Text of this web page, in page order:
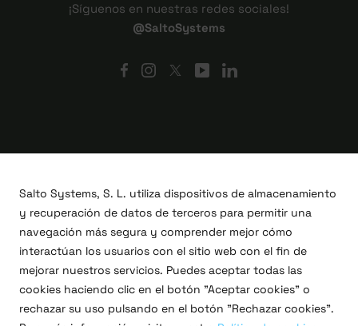
¡Síguenos en nuestras redes sociales!
@SaltoSystems
Proyectos I+D+i
Legal
Salto Systems, S. L. utiliza dispositivos de almacenamiento
y recuperación de datos de terceros para permitir una
navegación más segura y comprender mejor cómo
interactúan los usuarios con el sitio web con el fin de
mejorar nuestros servicios. Puedes aceptar todas las
cookies haciendo clic en el botón "Aceptar cookies" o
rechazar su uso pulsando en el botón "Rechazar cookies".